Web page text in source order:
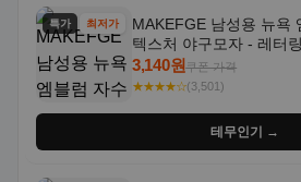
특가 최저가
MAKEFGE 남성용 뉴욕
텍스처 야구모자 - 레터
자, NYC 스타일
3,140원쿠폰 가격
★★★★☆(3,501)
테무인기 →